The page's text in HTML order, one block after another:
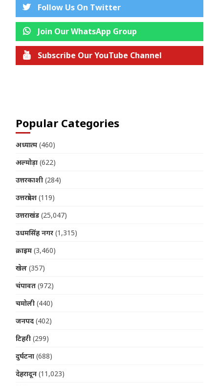
Follow Us On Twitter
Join Our WhatsApp Group
Subscribe Our YouTube Channel
Popular Categories
अध्यात्म (460)
अल्मोड़ा (622)
उत्तरकाशी (284)
उत्तरप्रदेश (119)
उत्तराखंड (25,047)
उधमसिंह नगर (1,315)
क्राइम (3,460)
खेल (357)
चंपावत (972)
चमोली (440)
जनपद (402)
टिहरी (299)
दुर्घटना (688)
देहरादून (11,023)